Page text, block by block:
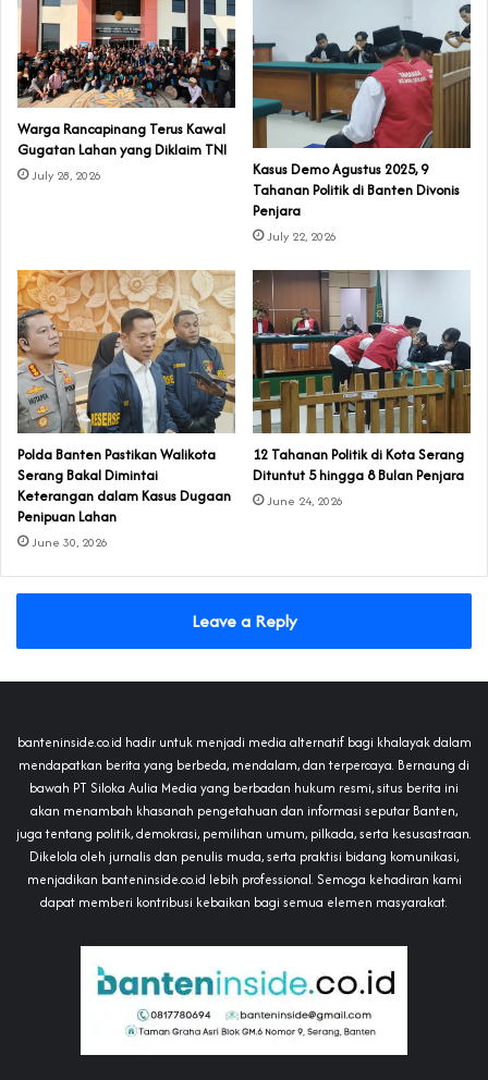
‎Warga Rancapinang Terus Kawal
Gugatan Lahan yang Diklaim TNI‎‎
July 28, 2026
‎Kasus Demo Agustus 2025, 9
Tahanan Politik di Banten Divonis
Penjara
July 22, 2026
Polda Banten Pastikan Walikota
Serang Bakal Dimintai
Keterangan dalam Kasus Dugaan
Penipuan Lahan
June 30, 2026
‎12 Tahanan Politik di Kota Serang
Dituntut 5 hingga 8 Bulan Penjara‎‎
June 24, 2026
Leave a Reply
banteninside.co.id hadir untuk menjadi media alternatif bagi khalayak dalam
mendapatkan berita yang berbeda, mendalam, dan terpercaya. Bernaung di
bawah PT Siloka Aulia Media yang berbadan hukum resmi, situs berita ini
akan menambah khasanah pengetahuan dan informasi seputar Banten,
juga tentang politik, demokrasi, pemilihan umum, pilkada, serta kesusastraan.
Dikelola oleh jurnalis dan penulis muda, serta praktisi bidang komunikasi,
menjadikan banteninside.co.id lebih professional. Semoga kehadiran kami
dapat memberi kontribusi kebaikan bagi semua elemen masyarakat.